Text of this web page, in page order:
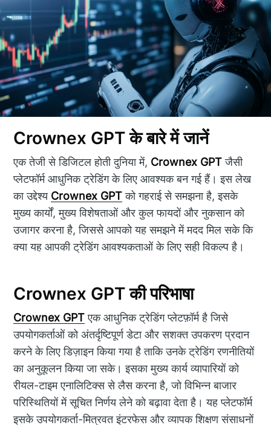
Crownex GPT के बारे में जानें
एक तेजी से डिजिटल होती दुनिया में, Crownex GPTजैसी
प्लेटफॉर्म आधुनिक ट्रेडिंग के लिए आवश्यक बन गई हैं। इस लेख
का उद्देश्य Crownex GPTको गहराई से समझना है, इसके
मुख्य कार्यों, मुख्य विशेषताओं और कुल फायदों और नुकसान को
उजागर करना है, जिससे आपको यह समझने में मदद मिल सके कि
क्या यह आपकी ट्रेडिंग आवश्यकताओं के लिए सही विकल्प है।
Crownex GPT की परिभाषा
Crownex GPTएक आधुनिक ट्रेडिंग प्लेटफ़ॉर्म है जिसे
उपयोगकर्ताओं को अंतर्दृष्टिपूर्ण डेटा और सशक्त उपकरण प्रदान
करने के लिए डिज़ाइन किया गया है ताकि उनके ट्रेडिंग रणनीतियों
का अनुकूलन किया जा सके। इसका मुख्य कार्य व्यापारियों को
रीयल-टाइम एनालिटिक्स से लैस करना है, जो विभिन्न बाजार
परिस्थितियों में सूचित निर्णय लेने को बढ़ावा देता है। यह प्लेटफॉर्म
इसके उपयोगकर्ता-मित्रवत इंटरफेस और व्यापक शिक्षण संसाधनों